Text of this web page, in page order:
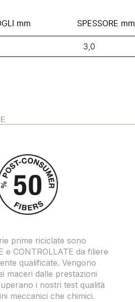
mm SPESSORE mm
3,0
prime riciclate sono
e CONTROLLATE da filiere
qualificate. Vengono
maceri dalle prestazioni
i nostri test qualità
meccanici che chimici.